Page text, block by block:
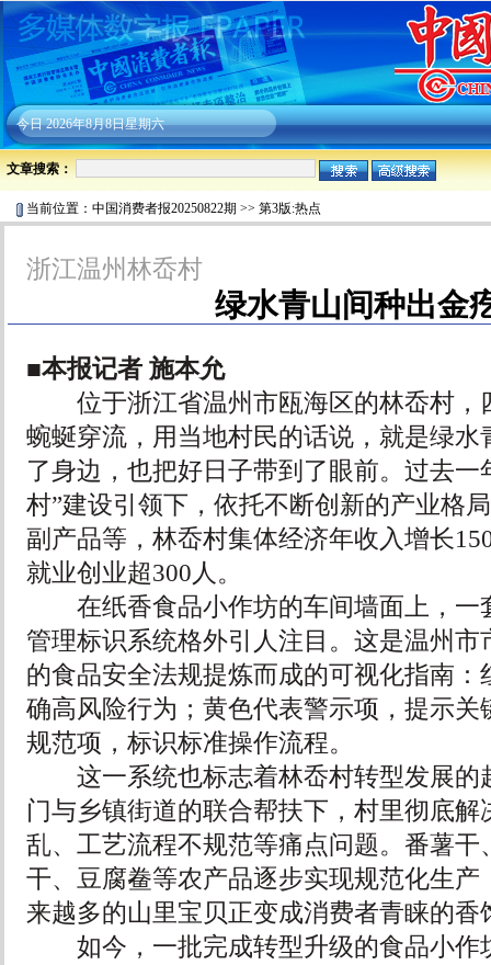
今日2026年8月8日星期六
文章搜索：
当前位置： 中国消费者报20250822期 >> 第3版:热点
浙江温州林岙村
绿水青山间种出金
■本报记者 施本允
位于浙江省温州市瓯海区的林岙村，
蜿蜒穿流，用当地村民的话说，就是绿水
了身边，也把好日子带到了眼前。过去一
村”建设引领下，依托不断创新的产业格
副产品等，林岙村集体经济年收入增长
就业创业超300人。
在纸香食品小作坊的车间墙面上，一
管理标识系统格外引人注目。这是温州市
的食品安全法规提炼而成的可视化指南：
确高风险行为；黄色代表警示项，提示关
规范项，标识标准操作流程。
这一系统也标志着林岙村转型发展的
门与乡镇街道的联合帮扶下，村里彻底解
乱、工艺流程不规范等痛点问题。番薯干
干、豆腐鲞等农产品逐步实现规范化生产
来越多的山里宝贝正变成消费者青睐的香
如今，一批完成转型升级的食品小作